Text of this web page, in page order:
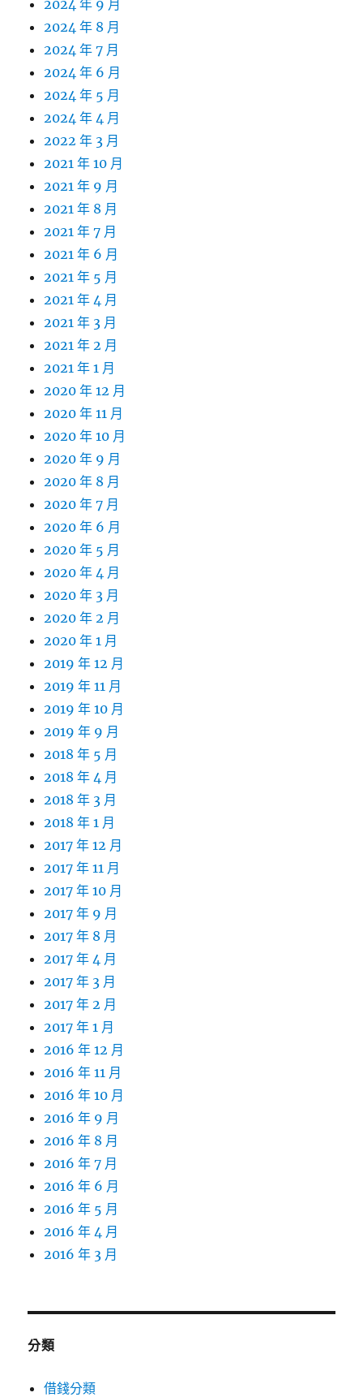
2024 年 9 月
2024 年 8 月
2024 年 7 月
2024 年 6 月
2024 年 5 月
2024 年 4 月
2022 年 3 月
2021 年 10 月
2021 年 9 月
2021 年 8 月
2021 年 7 月
2021 年 6 月
2021 年 5 月
2021 年 4 月
2021 年 3 月
2021 年 2 月
2021 年 1 月
2020 年 12 月
2020 年 11 月
2020 年 10 月
2020 年 9 月
2020 年 8 月
2020 年 7 月
2020 年 6 月
2020 年 5 月
2020 年 4 月
2020 年 3 月
2020 年 2 月
2020 年 1 月
2019 年 12 月
2019 年 11 月
2019 年 10 月
2019 年 9 月
2018 年 5 月
2018 年 4 月
2018 年 3 月
2018 年 1 月
2017 年 12 月
2017 年 11 月
2017 年 10 月
2017 年 9 月
2017 年 8 月
2017 年 4 月
2017 年 3 月
2017 年 2 月
2017 年 1 月
2016 年 12 月
2016 年 11 月
2016 年 10 月
2016 年 9 月
2016 年 8 月
2016 年 7 月
2016 年 6 月
2016 年 5 月
2016 年 4 月
2016 年 3 月
分類
借錢分類